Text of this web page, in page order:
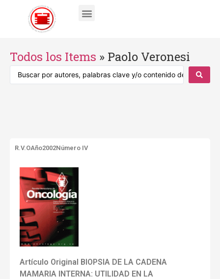
Todos los Items » Paolo Veronesi
R.V.OAño2002Número IV
Artículo Original BIOPSIA DE LA CADENA
MAMARIA INTERNA: UTILIDAD EN LA